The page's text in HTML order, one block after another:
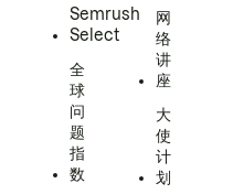
Semrush
Select
全
球
问
题
指
数
网
络
讲
座
大
使
计
划